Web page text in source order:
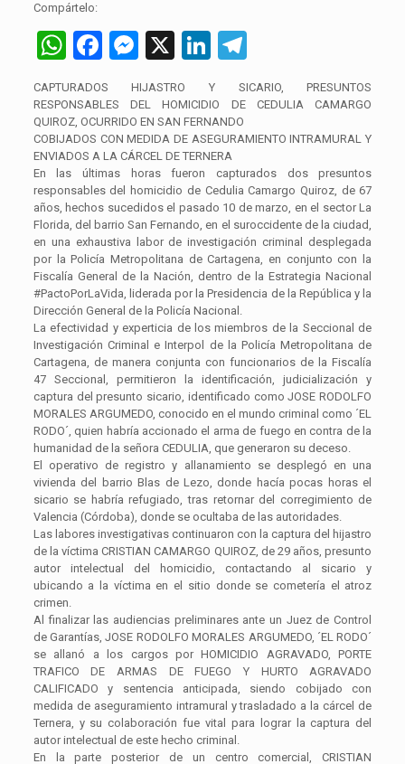
Compártelo:
WhatsApp
Facebook
Messenger
X LinkedIn
CAPTURADOS HIJASTRO Y SICARIO, PRESUNTOS
RESPONSABLES DEL HOMICIDIO DE CEDULIA CAMARGO
QUIROZ, OCURRIDO EN SAN FERNANDO
COBIJADOS CON MEDIDA DE ASEGURAMIENTO INTRAMURAL Y
ENVIADOS A LA CÁRCEL DE TERNERA
En las últimas horas fueron capturados dos presuntos
responsables del homicidio de Cedulia Camargo Quiroz, de 67
años, hechos sucedidos el pasado 10 de marzo, en el sector La
Florida, del barrio San Fernando, en el suroccidente de la ciudad,
en una exhaustiva labor de investigación criminal desplegada
por la Policía Metropolitana de Cartagena, en conjunto con la
Fiscalía General de la Nación, dentro de la Estrategia Nacional
#PactoPorLaVida, liderada por la Presidencia de la República y la
Dirección General de la Policía Nacional.
La efectividad y experticia de los miembros de la Seccional de
Investigación Criminal e Interpol de la Policía Metropolitana de
Cartagena, de manera conjunta con funcionarios de la Fiscalía
47 Seccional, permitieron la identificación, judicialización y
captura del presunto sicario, identificado como JOSE RODOLFO
MORALES ARGUMEDO, conocido en el mundo criminal como ´EL
RODO´, quien habría accionado el arma de fuego en contra de la
humanidad de la señora CEDULIA, que generaron su deceso.
El operativo de registro y allanamiento se desplegó en una
vivienda del barrio Blas de Lezo, donde hacía pocas horas el
sicario se habría refugiado, tras retornar del corregimiento de
Valencia (Córdoba), donde se ocultaba de las autoridades.
Las labores investigativas continuaron con la captura del hijastro
de la víctima CRISTIAN CAMARGO QUIROZ, de 29 años, presunto
autor intelectual del homicidio, contactando al sicario y
ubicando a la víctima en el sitio donde se cometería el atroz
crimen.
Al finalizar las audiencias preliminares ante un Juez de Control
de Garantías, JOSE RODOLFO MORALES ARGUMEDO, ´EL RODO´
se allanó a los cargos por HOMICIDIO AGRAVADO, PORTE
TRAFICO DE ARMAS DE FUEGO Y HURTO AGRAVADO
CALIFICADO y sentencia anticipada, siendo cobijado con
medida de aseguramiento intramural y trasladado a la cárcel de
Ternera, y su colaboración fue vital para lograr la captura del
autor intelectual de este hecho criminal.
En la parte posterior de un centro comercial, CRISTIAN